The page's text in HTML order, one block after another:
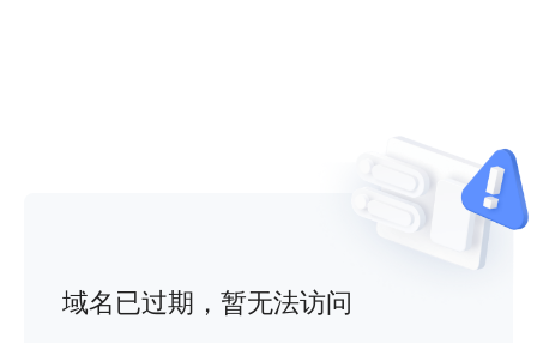
域名已过期，暂无法访问